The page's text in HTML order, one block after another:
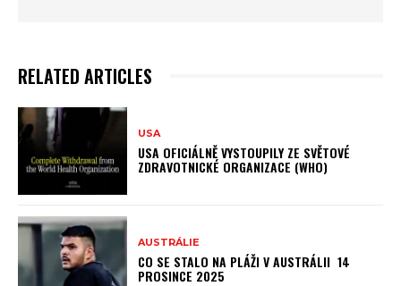
RELATED ARTICLES
USA
USA OFICIÁLNĚ VYSTOUPILY ZE SVĚTOVÉ
ZDRAVOTNICKÉ ORGANIZACE (WHO)
AUSTRÁLIE
CO SE STALO NA PLÁŽI V AUSTRÁLII 14
PROSINCE 2025